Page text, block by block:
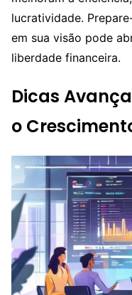
lucratividade.
em sua visão pode
liberdade financeira.
Dicas
o